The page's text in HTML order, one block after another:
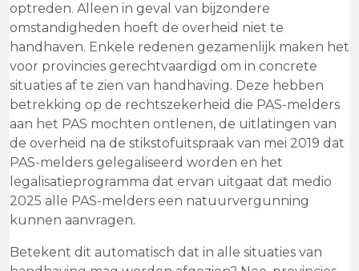
optreden. Alleen in geval van bijzondere
omstandigheden hoeft de overheid niet te
handhaven. Enkele redenen gezamenlijk maken het
voor provincies gerechtvaardigd om in concrete
situaties af te zien van handhaving. Deze hebben
betrekking op de rechtszekerheid die PAS-melders
aan het PAS mochten ontlenen, de uitlatingen van
de overheid na de stikstofuitspraak van mei 2019 dat
PAS-melders gelegaliseerd worden en het
legalisatieprogramma dat ervan uitgaat dat medio
2025 alle PAS-melders een natuurvergunning
kunnen aanvragen.
Betekent dit automatisch dat in alle situaties van